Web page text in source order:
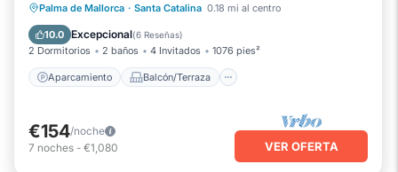
Palma de Mallorca · Santa Catalina 0.18 mi al centro
10.0 Excepcional(6 Reseñas)
2 Dormitorios 2 baños 4 Invitados 1076 pies²
Aparcamiento Balcón/Terraza
Aparcamiento
Balcón/Terraza
Cocina
Aire acondicionado
€154/noche
7 noches - €1,080 VER OFERTA